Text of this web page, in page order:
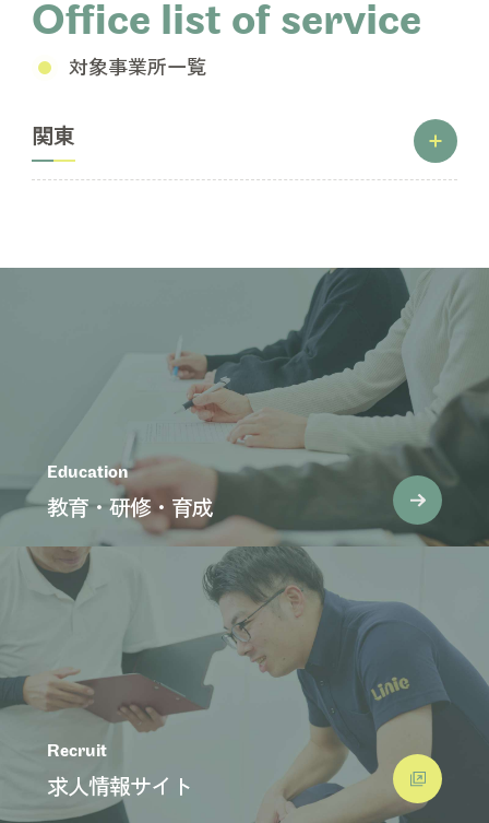
Office list of service
対象事業所一覧
関東
Education
教育・研修・育成
Recruit
求人情報サイト